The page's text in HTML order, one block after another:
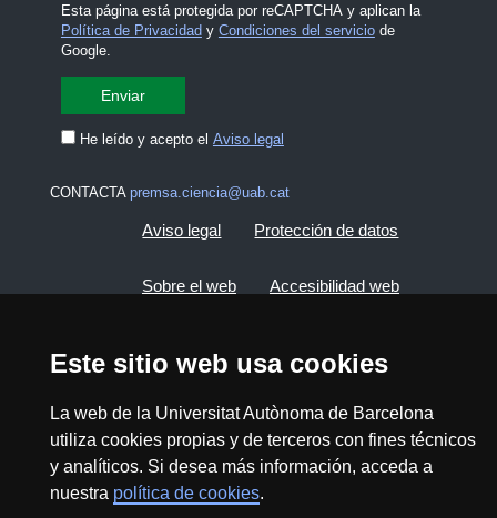
Este sitio web usa cookies
La web de la Universitat Autònoma de Barcelona
utiliza cookies propias y de terceros con fines técnicos
y analíticos. Si desea más información, acceda a
nuestra política de cookies.
Esta página está protegida por reCAPTCHA y aplican la
Política de Privacidad y Condiciones del serviciode
Google.
He leído y acepto el Aviso legal
CONTACTA premsa.ciencia@uab.cat
Aviso legal Protección de datos
Sobre el web Accesibilidad web
2026 Divulga UAB - Commons Reconocimiento -
No Comercial (CC BY NC) - ISSN: 2014-6388
View low-bandwidth version